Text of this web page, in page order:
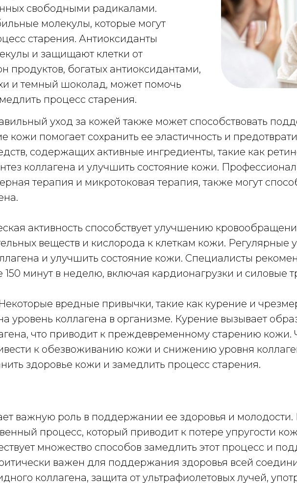
свободными радикалами.
молекулы, которые могут
старения. Антиоксиданты
и защищают клетки от
богатых антиоксидантами,
и темный шоколад, может помочь
процесс старения.
уход за кожей также может способствовать
помогает сохранить ее эластичность и
содержащих активные ингредиенты, такие как
коллагена и улучшить состояние кожи.
терапия и микротоковая терапия, также могут
активность способствует улучшению
веществ и кислорода к клеткам кожи. Регулярные
и улучшить состояние кожи. Специалисты
минут в неделю, включая кардионагрузки и силовые
Некоторые вредные привычки, такие как курение и
уровень коллагена в организме. Курение вызывает
что приводит к преждевременному старению кожи.
к обезвоживанию кожи и снижению уровня
здоровье кожи и замедлить процесс старения.
важную роль в поддержании ее здоровья и молодости.
процесс, который приводит к потере упругости
множество способов замедлить этот процесс и
важен для поддержания здоровья всей
коллагена, защита от ультрафиолетовых лучей,